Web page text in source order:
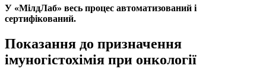
У «МілдЛаб» весь процес автоматизований і
сертифікований.
Показання до призначення
імуногістохімія при онкології